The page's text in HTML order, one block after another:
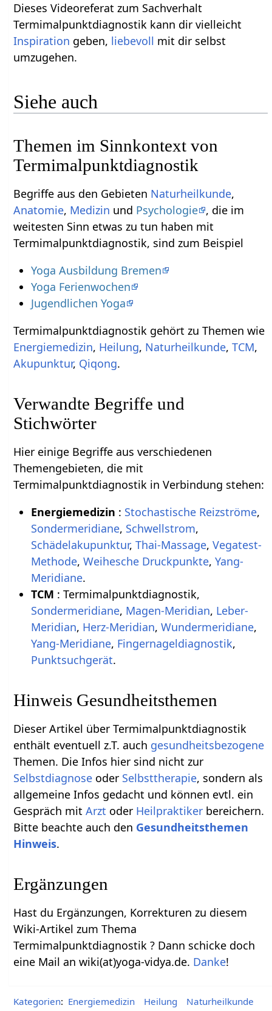
Dieses Videoreferat zum Sachverhalt
Termimalpunktdiagnostik kann dir vielleicht
Inspiration geben, liebevoll mit dir selbst
umzugehen.
Siehe auch
Themen im Sinnkontext von
Termimalpunktdiagnostik
Begriffe aus den Gebieten Naturheilkunde,
Anatomie, Medizin und Psychologie , die im
weitesten Sinn etwas zu tun haben mit
Termimalpunktdiagnostik, sind zum Beispiel
Yoga Ausbildung Bremen
Yoga Ferienwochen
Jugendlichen Yoga
Termimalpunktdiagnostik gehört zu Themen wie
Energiemedizin, Heilung, Naturheilkunde,TCM,
Akupunktur, Qiqong.
Verwandte Begriffe und
Stichwörter
Hier einige Begriffe aus verschiedenen
Themengebieten, die mit
Termimalpunktdiagnostik in Verbindung stehen:
Energiemedizin : Stochastische Reizströme,
Sondermeridiane, Schwellstrom,
Schädelakupunktur, Thai-Massage, Vegatest-
Methode, Weihesche Druckpunkte, Yang-
Meridiane.
TCM : Termimalpunktdiagnostik,
Sondermeridiane, Magen-Meridian, Leber-
Meridian, Herz-Meridian, Wundermeridiane,
Yang-Meridiane, Fingernageldiagnostik,
Punktsuchgerät.
Hinweis Gesundheitsthemen
Dieser Artikel über Termimalpunktdiagnostik
enthält eventuell z.T. auch gesundheitsbezogene
Themen. Die Infos hier sind nicht zur
Selbstdiagnose oder Selbsttherapie, sondern als
allgemeine Infos gedacht und können evtl. ein
Gespräch mitArzt oder Heilpraktiker bereichern.
Bitte beachte auch den Gesundheitsthemen
Hinweis.
Ergänzungen
Hast du Ergänzungen, Korrekturen zu diesem
Wiki-Artikel zum Thema
Termimalpunktdiagnostik ? Dann schicke doch
eine Mail an wiki(at)yoga-vidya.de. Danke!
Kategorien: Energiemedizin Heilung
Naturheilkunde